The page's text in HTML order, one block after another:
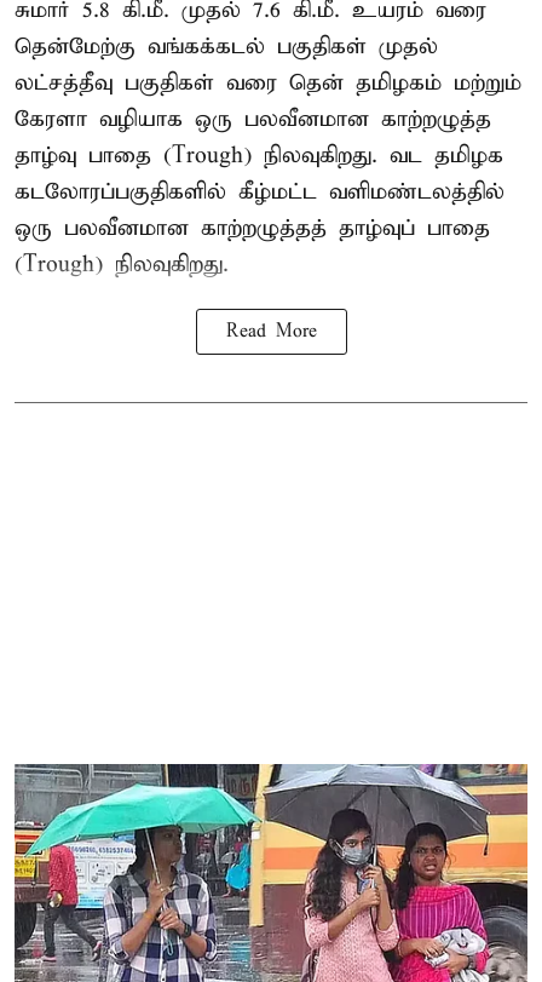
சுமார் 5.8 கி.மீ. முதல் 7.6 கி.மீ. உயரம் வரை
தென்மேற்கு வங்கக்கடல் பகுதிகள் முதல்
லட்சத்தீவு பகுதிகள் வரை தென் தமிழகம் மற்றும்
கேரளா வழியாக ஒரு பலவீனமான காற்றழுத்த
தாழ்வு பாதை (Trough) நிலவுகிறது. வட தமிழக
கடலோரப்பகுதிகளில் கீழ்மட்ட வளிமண்டலத்தில்
ஒரு பலவீனமான காற்றழுத்தத் தாழ்வுப் பாதை
(Trough) நிலவுகிறது.
Read More